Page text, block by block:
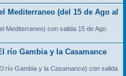
Mediterraneo (del 15 de Ago al
Mediterraneo) con salida 15 de Ago
río Gambia y la Casamance
río Gambia y la Casamance) con salida